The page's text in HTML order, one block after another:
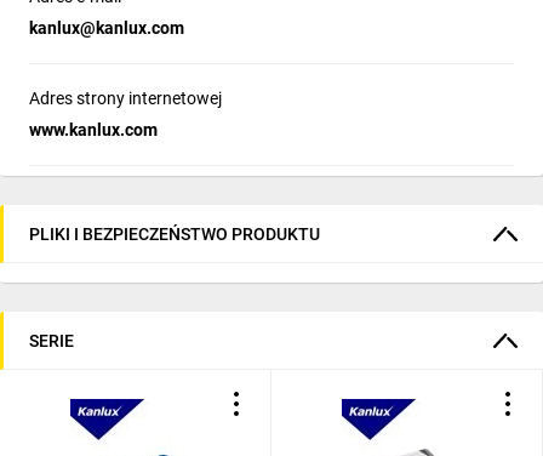
kanlux@kanlux.com
Adres strony internetowej
www.kanlux.com
PLIKI I BEZPIECZEŃSTWO PRODUKTU
SERIE